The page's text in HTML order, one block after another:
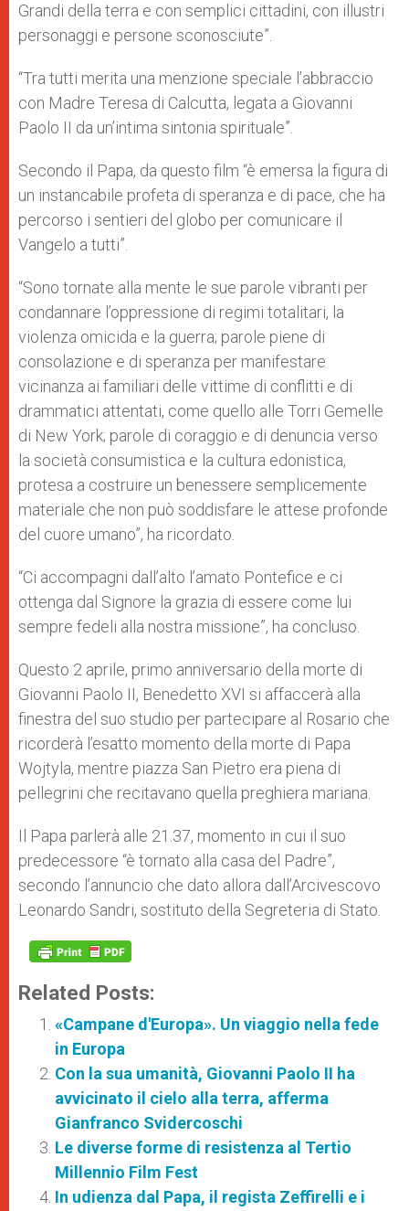
Grandi della terra e con semplici cittadini, con illustri
personaggi e persone sconosciute”.
“Tra tutti merita una menzione speciale l’abbraccio
con Madre Teresa di Calcutta, legata a Giovanni
Paolo II da un’intima sintonia spirituale”.
Secondo il Papa, da questo film “è emersa la figura di
un instancabile profeta di speranza e di pace, che ha
percorso i sentieri del globo per comunicare il
Vangelo a tutti”.
“Sono tornate alla mente le sue parole vibranti per
condannare l’oppressione di regimi totalitari, la
violenza omicida e la guerra; parole piene di
consolazione e di speranza per manifestare
vicinanza ai familiari delle vittime di conflitti e di
drammatici attentati, come quello alle Torri Gemelle
di New York; parole di coraggio e di denuncia verso
la società consumistica e la cultura edonistica,
protesa a costruire un benessere semplicemente
materiale che non può soddisfare le attese profonde
del cuore umano”, ha ricordato.
“Ci accompagni dall’alto l’amato Pontefice e ci
ottenga dal Signore la grazia di essere come lui
sempre fedeli alla nostra missione”, ha concluso.
Questo 2 aprile, primo anniversario della morte di
Giovanni Paolo II, Benedetto XVI si affaccerà alla
finestra del suo studio per partecipare al Rosario che
ricorderà l’esatto momento della morte di Papa
Wojtyla, mentre piazza San Pietro era piena di
pellegrini che recitavano quella preghiera mariana.
Il Papa parlerà alle 21.37, momento in cui il suo
predecessore “è tornato alla casa del Padre”,
secondo l’annuncio che dato allora dall’Arcivescovo
Leonardo Sandri, sostituto della Segreteria di Stato.
Related Posts:
«Campane d'Europa». Un viaggio nella fede
in Europa
Con la sua umanità, Giovanni Paolo II ha
avvicinato il cielo alla terra, afferma
Gianfranco Svidercoschi
Le diverse forme di resistenza al Tertio
Millennio Film Fest
In udienza dal Papa, il regista Zeffirelli e i